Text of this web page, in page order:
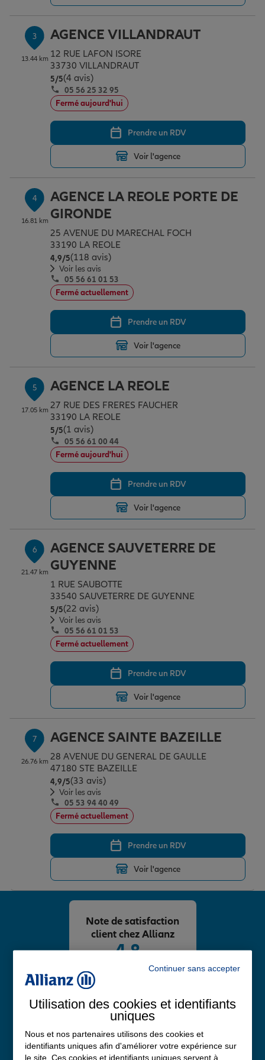
Garantie des accidents de la vie
Assurance scolaire
Protection juridique
Retraite
Tous nos devis d'assurance
3
13.44 km
AGENCE VILLANDRAUT
12 RUE LAFON ISORE
33730 VILLANDRAUT
5/5Note de 5 sur 5
(4 avis)
05 56 25 32 95
Fermé aujourd'hui
Prendre un RDV
Voir l'agence
4
16.81 km
AGENCE LA REOLE PORTE DE
GIRONDE
25 AVENUE DU MARECHAL FOCH
33190 LA REOLE
4,9/5Note de 4.9 sur 5
(118 avis)
Voir les avis
05 56 61 01 53
Fermé actuellement
Prendre un RDV
Voir l'agence
5
17.05 km
AGENCE LA REOLE
27 RUE DES FRERES FAUCHER
33190 LA REOLE
5/5Note de 5 sur 5
(1 avis)
05 56 61 00 44
Fermé aujourd'hui
Prendre un RDV
Voir l'agence
6
21.47 km
AGENCE SAUVETERRE DE
GUYENNE
1 RUE SAUBOTTE
33540 SAUVETERRE DE GUYENNE
5/5Note de 5 sur 5
(22 avis)
Voir les avis
05 56 61 01 53
Fermé actuellement
Prendre un RDV
Voir l'agence
7
26.76 km
AGENCE SAINTE BAZEILLE
28 AVENUE DU GENERAL DE GAULLE
47180 STE BAZEILLE
4,9/5Note de 4.9 sur 5
(33 avis)
Voir les avis
05 53 94 40 49
Fermé actuellement
Prendre un RDV
Voir l'agence
4,8
Note de 4.8 sur 5
Note de satisfaction
client chez Allianz
Continuer sans accepter
Utilisation des cookies et identifiants
uniques
Nous et nos partenaires utilisons des cookies et
identifiants uniques afin d'améliorer votre expérience sur
le site. Ces cookies et identifiants uniques servent à